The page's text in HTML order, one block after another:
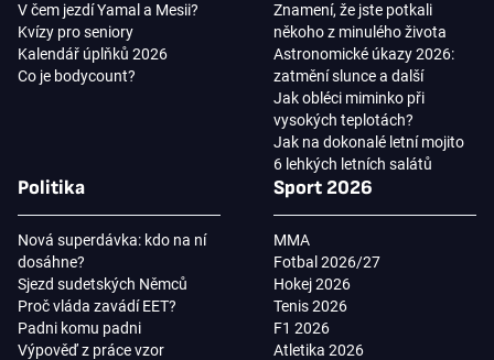
V čem jezdí Yamal a Mesii?
Kvízy pro seniory
Kalendář úplňků 2026
Co je bodycount?
Znamení, že jste potkali
někoho z minulého života
Astronomické úkazy 2026:
zatmění slunce a další
Jak obléci miminko při
vysokých teplotách?
Jak na dokonalé letní mojito
6 lehkých letních salátů
Politika
Nová superdávka: kdo na ní
dosáhne?
Sjezd sudetských Němců
Proč vláda zavádí EET?
Padni komu padni
Výpověď z práce vzor
Sport 2026
MMA
Fotbal 2026/27
Hokej 2026
Tenis 2026
F1 2026
Atletika 2026